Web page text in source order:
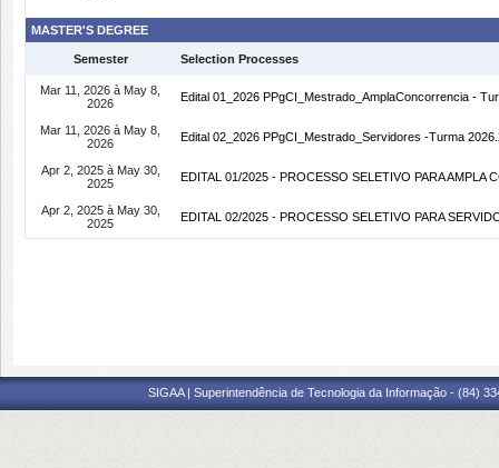
MASTER'S DEGREE
Semester Selection Processes
Mar 11, 2026 à May 8,
2026
Edital 01_2026 PPgCI_Mestrado_AmplaConcorrencia -
Mar 11, 2026 à May 8,
2026
Edital 02_2026 PPgCI_Mestrado_Servidores -Turma
Apr 2, 2025 à May 30,
2025
EDITAL 01/2025 - PROCESSO SELETIVO PARA AMPLA
Apr 2, 2025 à May 30,
2025
EDITAL 02/2025 - PROCESSO SELETIVO PARA
SIGAA | Superintendência de Tecnologia da Informação - (84)